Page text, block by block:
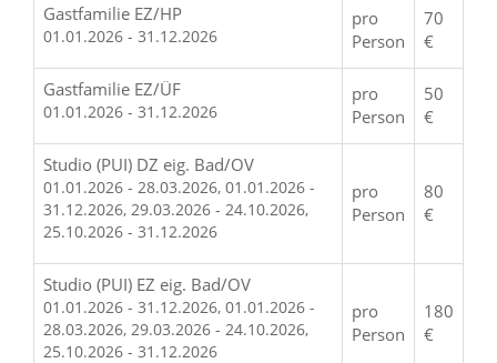
Gastfamilie EZ/HP
01.01.2026 - 31.12.2026
pro
Person
70
€
Gastfamilie EZ/ÜF
01.01.2026 - 31.12.2026
pro
Person
50
€
Studio (PUI) DZ eig. Bad/OV
01.01.2026 - 28.03.2026, 01.01.2026 -
31.12.2026, 29.03.2026 - 24.10.2026,
25.10.2026 - 31.12.2026
pro
Person
80
€
Studio (PUI) EZ eig. Bad/OV
01.01.2026 - 31.12.2026, 01.01.2026 -
28.03.2026, 29.03.2026 - 24.10.2026,
25.10.2026 - 31.12.2026
pro
Person
180
€